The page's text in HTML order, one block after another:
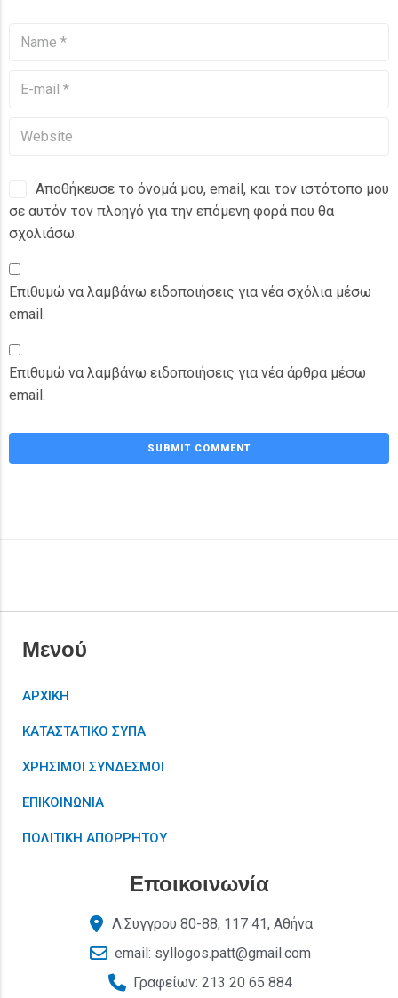
Αποθήκευσε το όνομά μου, email, και τον ιστότοπο μου
σε αυτόν τον πλοηγό για την επόμενη φορά που θα
σχολιάσω.
Επιθυμώ να λαμβάνω ειδοποιήσεις για νέα σχόλια μέσω
email.
Επιθυμώ να λαμβάνω ειδοποιήσεις για νέα άρθρα μέσω
email.
Μενού
ΑΡΧΙΚΗ
ΚΑΤΑΣΤΑΤΙΚΟ ΣΥΠΑ
ΧΡΗΣΙΜΟΙ ΣΥΝΔΕΣΜΟΙ
ΕΠΙΚΟΙΝΩΝΙΑ
ΠΟΛΙΤΙΚΗ ΑΠΟΡΡΗΤΟΥ
Εποικοινωνία
Λ.Συγγρου 80-88, 117 41, Αθήνα
email: syllogos.patt@gmail.com
Γραφείων: 213 20 65 884